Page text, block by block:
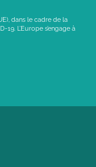
dans le cadre de la
L’Europe s’engage à